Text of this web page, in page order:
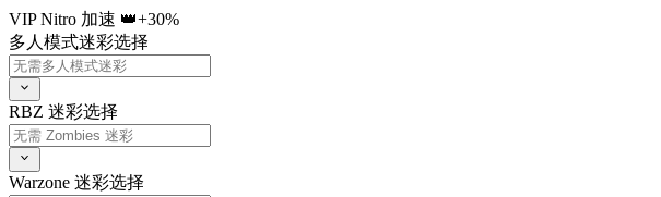
VIP Nitro 加速 👑+30%
多人模式迷彩选择
RBZ 迷彩选择
Warzone 迷彩选择